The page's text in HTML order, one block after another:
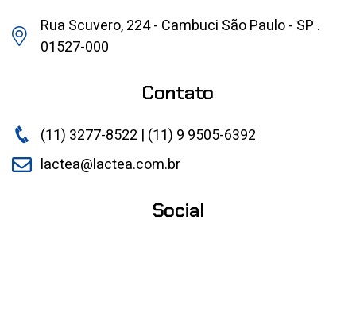
Rua Scuvero, 224 - Cambuci São Paulo - SP .
01527-000
Contato
(11) 3277-8522 | (11) 9 9505-6392
lactea@lactea.com.br
Social